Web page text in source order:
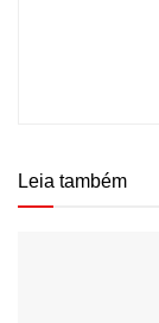
Leia também